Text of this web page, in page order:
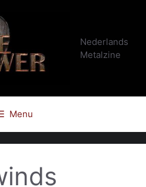
Nederlands
Metalzine
Menu